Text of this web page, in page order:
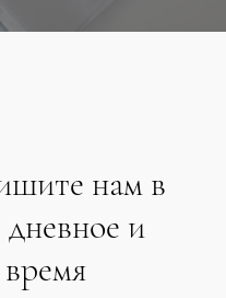
нам в
и